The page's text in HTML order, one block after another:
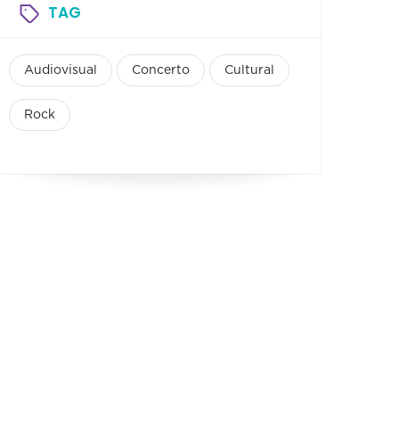
TAG
Audiovisual Concerto Cultural
Rock